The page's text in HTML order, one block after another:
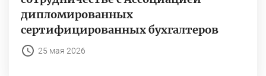
дипломированных
сертифицированных бухгалтеров
25 мая 2026